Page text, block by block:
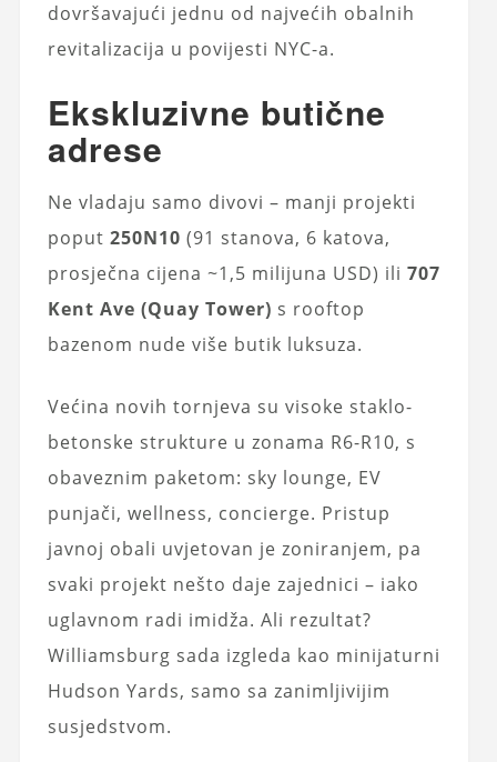
dovršavajući jednu od najvećih obalnih
revitalizacija u povijesti NYC-a.
Ekskluzivne butične
adrese
Ne vladaju samo divovi – manji projekti
poput 250N10 (91 stanova, 6 katova,
prosječna cijena ~1,5 milijuna USD) ili 707
Kent Ave (Quay Tower) s rooftop
bazenom nude više butik luksuza.
Većina novih tornjeva su visoke staklo-
betonske strukture u zonama R6-R10, s
obaveznim paketom: sky lounge, EV
punjači, wellness, concierge. Pristup
javnoj obali uvjetovan je zoniranjem, pa
svaki projekt nešto daje zajednici – iako
uglavnom radi imidža. Ali rezultat?
Williamsburg sada izgleda kao minijaturni
Hudson Yards, samo sa zanimljivijim
susjedstvom.